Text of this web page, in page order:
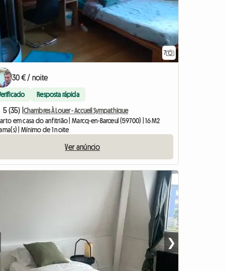
7
30 € / noite
Resposta rápida
5 (35) | Chambres À Louer - Accueil Sympathique
em casa do anfitrião | Marcq-en-Barœul (59700) | 16 M2
| Mínimo de 1 noite
Ver anúncio
❯